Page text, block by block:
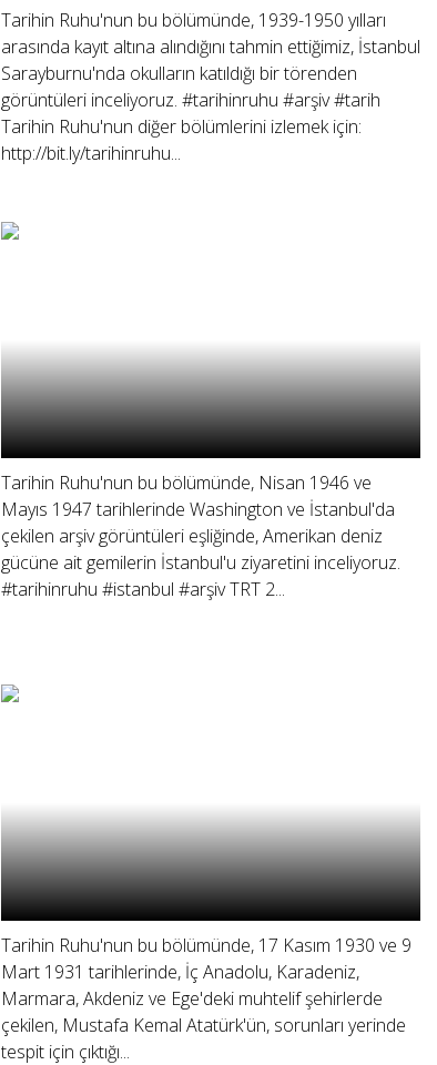
Tarihin Ruhu'nun bu bölümünde, 1939-1950 yılları
arasında kayıt altına alındığını tahmin ettiğimiz, İstanbul
Sarayburnu'nda okulların katıldığı bir törenden
görüntüleri inceliyoruz. #tarihinruhu #arşiv #tarih
Tarihin Ruhu'nun diğer bölümlerini izlemek için:
http://bit.ly/tarihinruhu...
Tarihin Ruhu'nun bu bölümünde, Nisan 1946 ve
Mayıs 1947 tarihlerinde Washington ve İstanbul'da
çekilen arşiv görüntüleri eşliğinde, Amerikan deniz
gücüne ait gemilerin İstanbul'u ziyaretini inceliyoruz.
#tarihinruhu #istanbul #arşiv TRT 2...
Tarihin Ruhu'nun bu bölümünde, 17 Kasım 1930 ve 9
Mart 1931 tarihlerinde, İç Anadolu, Karadeniz,
Marmara, Akdeniz ve Ege'deki muhtelif şehirlerde
çekilen, Mustafa Kemal Atatürk'ün, sorunları yerinde
tespit için çıktığı...